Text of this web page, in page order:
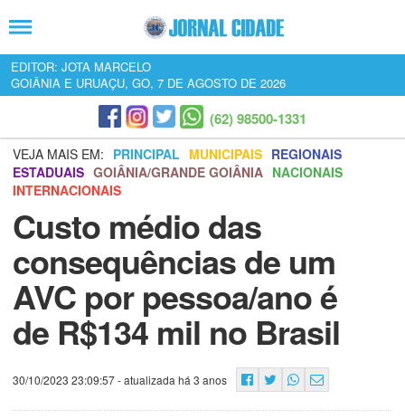
EDITOR: JOTA MARCELO
GOIÂNIA E URUAÇU, GO, 7 DE AGOSTO DE 2026
(62) 98500-1331
VEJA MAIS EM: PRINCIPAL MUNICIPAIS REGIONAIS
ESTADUAIS GOIÂNIA/GRANDE GOIÂNIA NACIONAIS
INTERNACIONAIS
Custo médio das
consequências de um
AVC por pessoa/ano é
de R$134 mil no Brasil
30/10/2023 23:09:57- atualizada há 3 anos